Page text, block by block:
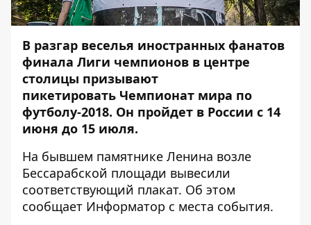
В разгар веселья иностранных фанатов
финала Лиги чемпионов в центре
столицы призывают
пикетировать Чемпионат мира по
футболу-2018. Он пройдет в России с 14
июня до 15 июля.
На бывшем памятнике Ленина возле
Бессарабской площади вывесили
соответствующий плакат. Об этом
сообщает Информатор с места события.